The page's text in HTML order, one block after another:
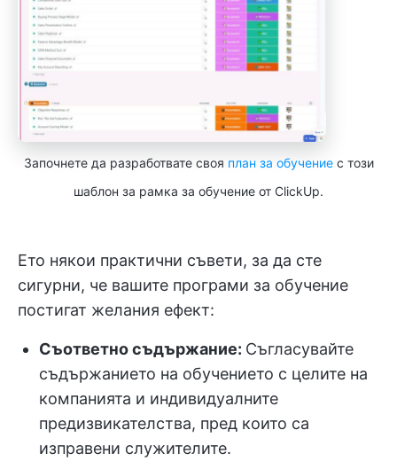
Започнете да разработвате своя план за обучениес този
шаблон за рамка за обучение от ClickUp.
Ето някои практични съвети, за да сте
сигурни, че вашите програми за обучение
постигат желания ефект:
Съответно съдържание: Съгласувайте
съдържанието на обучението с целите на
компанията и индивидуалните
предизвикателства, пред които са
изправени служителите.